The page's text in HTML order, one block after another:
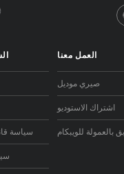
سياسة
العمل معنا
صيري موديل
اشتراك الاستوديو
بالعمولة للويبكام